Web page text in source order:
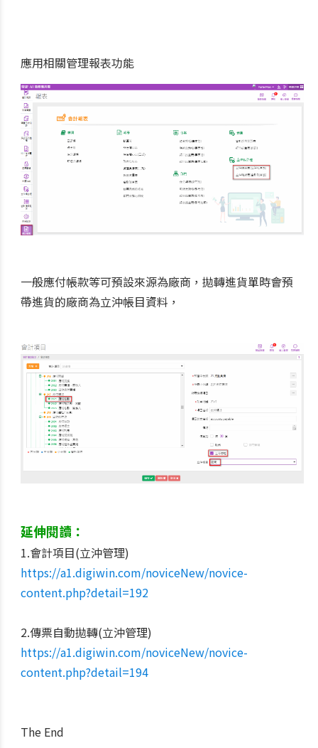
應用相關管理報表功能
一般應付帳款等可預設來源為廠商，拋轉進貨單時會預
帶進貨的廠商為立沖帳目資料，
延伸閱讀：
1.會計項目(立沖管理)
https://a1.digiwin.com/noviceNew/novice-
content.php?detail=192
2.傳票自動拋轉(立沖管理)
https://a1.digiwin.com/noviceNew/novice-
content.php?detail=194
The End